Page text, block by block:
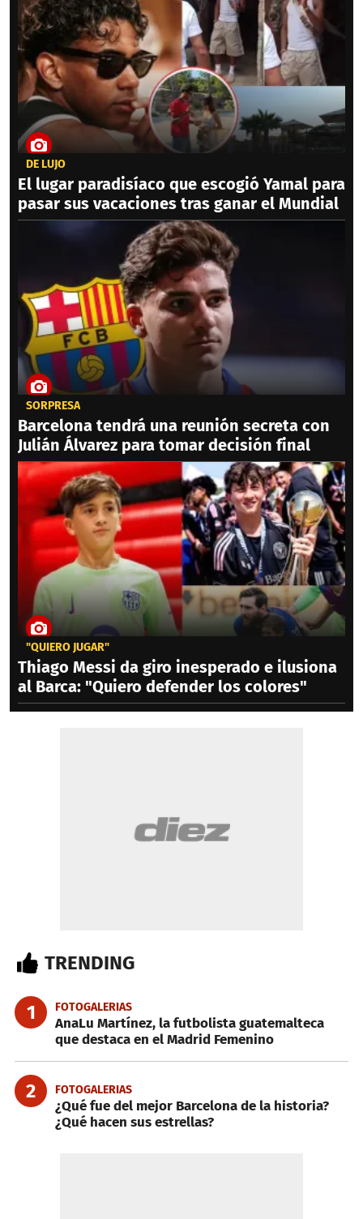
DE LUJO
El lugar paradisíaco que escogió Yamal para
pasar sus vacaciones tras ganar el Mundial
SORPRESA
Barcelona tendrá una reunión secreta con
Julián Álvarez para tomar decisión final
"QUIERO JUGAR"
Thiago Messi da giro inesperado e ilusiona
al Barca: "Quiero defender los colores"
TRENDING
1 FOTOGALERIAS
AnaLu Martínez, la futbolista guatemalteca
que destaca en el Madrid Femenino
2 FOTOGALERIAS
¿Qué fue del mejor Barcelona de la historia?
¿Qué hacen sus estrellas?